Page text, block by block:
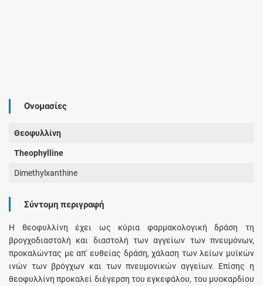
Ονομασίες
Θεοφυλλίνη
Theophylline
Dimethylxanthine
Σύντομη περιγραφή
Η θεοφυλλίνη έχει ως κύρια φαρμακολογική δράση τη
βρογχοδιαστολή και διαστολή των αγγείων των πνευμόνων,
προκαλώντας με απ' ευθείας δράση, χάλαση των λείων μυϊκών
ινών των βρόγχων και των πνευμονικών αγγείων. Επίσης η
θεοφυλλίνη προκαλεί διέγερση του εγκεφάλου, του μυοκαρδίου